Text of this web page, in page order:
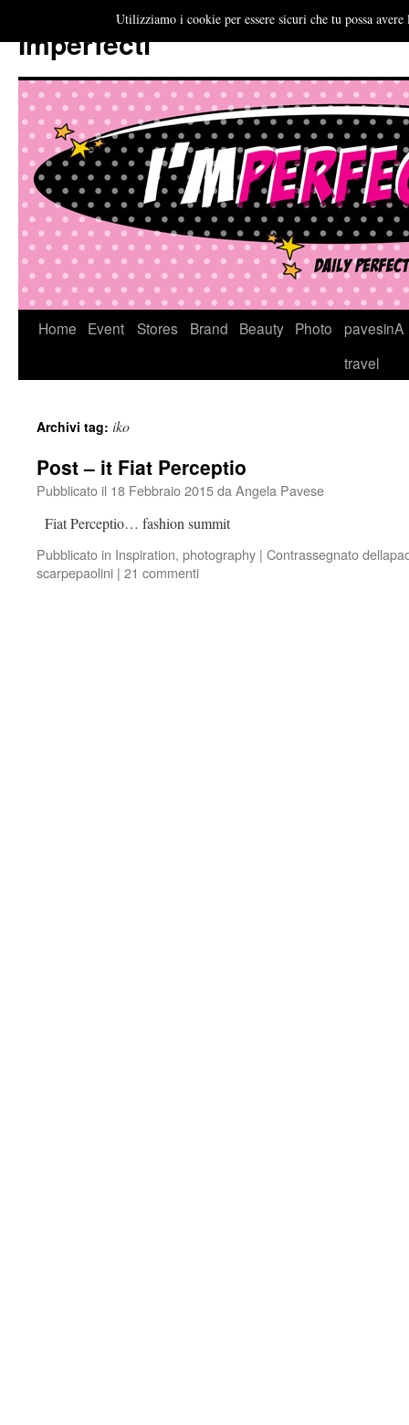
Imperfecti
VaiHome Event Stores Brand Beauty Photo
pavesinA
travel
Archivi tag: iko
Post – it Fiat Perceptio
Pubblicato il 18 Febbraio 2015da Angela Pavese
Fiat Perceptio… fashion summit
Pubblicato in Inspiration, photography | Contrassegnato
scarpepaolini | 21 commenti
Utilizziamo i cookie per essere sicuri che tu possa